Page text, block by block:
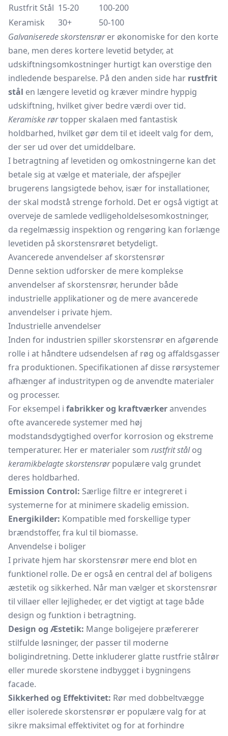
Rustfrit Stål 15-20
100-200
Keramisk
30+
50-100
Galvaniserede skorstensrører økonomiske for den korte
bane, men deres kortere levetid betyder, at
udskiftningsomkostninger hurtigt kan overstige den
indledende besparelse. På den anden side har rustfrit
stål en længere levetid og kræver mindre hyppig
udskiftning, hvilket giver bedre værdi over tid.
Keramiske rørtopper skalaen med fantastisk
holdbarhed, hvilket gør dem til et ideelt valg for dem,
der ser ud over det umiddelbare.
I betragtning af levetiden og omkostningerne kan det
betale sig at vælge et materiale, der afspejler
brugerens langsigtede behov, især for installationer,
der skal modstå strenge forhold. Det er også vigtigt at
overveje de samlede vedligeholdelsesomkostninger,
da regelmæssig inspektion og rengøring kan forlænge
levetiden på skorstensrøret betydeligt.
Avancerede anvendelser af skorstensrør
Denne sektion udforsker de mere komplekse
anvendelser af skorstensrør, herunder både
industrielle applikationer og de mere avancerede
anvendelser i private hjem.
Industrielle anvendelser
Inden for industrien spiller skorstensrør en afgørende
rolle i at håndtere udsendelsen af røg og affaldsgasser
fra produktionen. Specifikationen af disse rørsystemer
afhænger af industritypen og de anvendte materialer
og processer.
For eksempel i fabrikker og kraftværkeranvendes
ofte avancerede systemer med høj
modstandsdygtighed overfor korrosion og ekstreme
temperaturer. Her er materialer som rustfrit stålog
keramikbelagte skorstensrørpopulære valg grundet
deres holdbarhed.
Emission Control: Særlige filtre er integreret i
systemerne for at minimere skadelig emission.
Energikilder: Kompatible med forskellige typer
brændstoffer, fra kul til biomasse.
Anvendelse i boliger
I private hjem har skorstensrør mere end blot en
funktionel rolle. De er også en central del af boligens
æstetik og sikkerhed. Når man vælger et skorstensrør
til villaer eller lejligheder, er det vigtigt at tage både
design og funktion i betragtning.
Design og Æstetik: Mange boligejere præfererer
stilfulde løsninger, der passer til moderne
boligindretning. Dette inkluderer glatte rustfrie stålrør
eller murede skorstene indbygget i bygningens
facade.
Sikkerhed og Effektivitet: Rør med dobbeltvægge
eller isolerede skorstensrør er populære valg for at
sikre maksimal effektivitet og for at forhindre